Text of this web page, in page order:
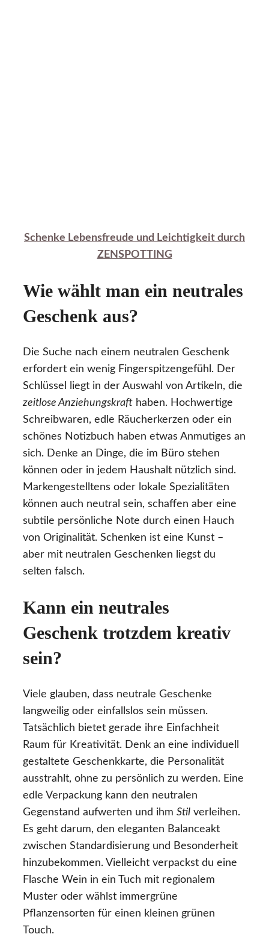
Schenke Lebensfreude und Leichtigkeit durch
ZENSPOTTING
Wie wählt man ein neutrales
Geschenk aus?
Die Suche nach einem neutralen Geschenk
erfordert ein wenig Fingerspitzengefühl. Der
Schlüssel liegt in der Auswahl von Artikeln, die
zeitlose Anziehungskraft haben. Hochwertige
Schreibwaren, edle Räucherkerzen oder ein
schönes Notizbuch haben etwas Anmutiges an
sich. Denke an Dinge, die im Büro stehen
können oder in jedem Haushalt nützlich sind.
Markengestelltens oder lokale Spezialitäten
können auch neutral sein, schaffen aber eine
subtile persönliche Note durch einen Hauch
von Originalität. Schenken ist eine Kunst –
aber mit neutralen Geschenken liegst du
selten falsch.
Kann ein neutrales
Geschenk trotzdem kreativ
sein?
Viele glauben, dass neutrale Geschenke
langweilig oder einfallslos sein müssen.
Tatsächlich bietet gerade ihre Einfachheit
Raum für Kreativität. Denk an eine individuell
gestaltete Geschenkkarte, die Personalität
ausstrahlt, ohne zu persönlich zu werden. Eine
edle Verpackung kann den neutralen
Gegenstand aufwerten und ihm Stil verleihen.
Es geht darum, den eleganten Balanceakt
zwischen Standardisierung und Besonderheit
hinzubekommen. Vielleicht verpackst du eine
Flasche Wein in ein Tuch mit regionalem
Muster oder wählst immergrüne
Pflanzensorten für einen kleinen grünen
Touch.